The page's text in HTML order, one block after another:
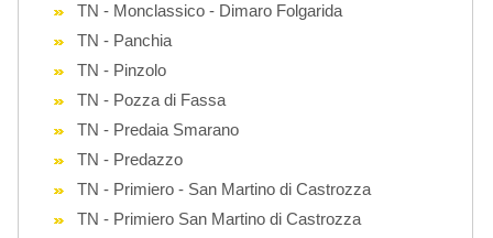
TN - Monclassico - Dimaro Folgarida
TN - Panchia
TN - Pinzolo
TN - Pozza di Fassa
TN - Predaia Smarano
TN - Predazzo
TN - Primiero - San Martino di Castrozza
TN - Primiero San Martino di Castrozza